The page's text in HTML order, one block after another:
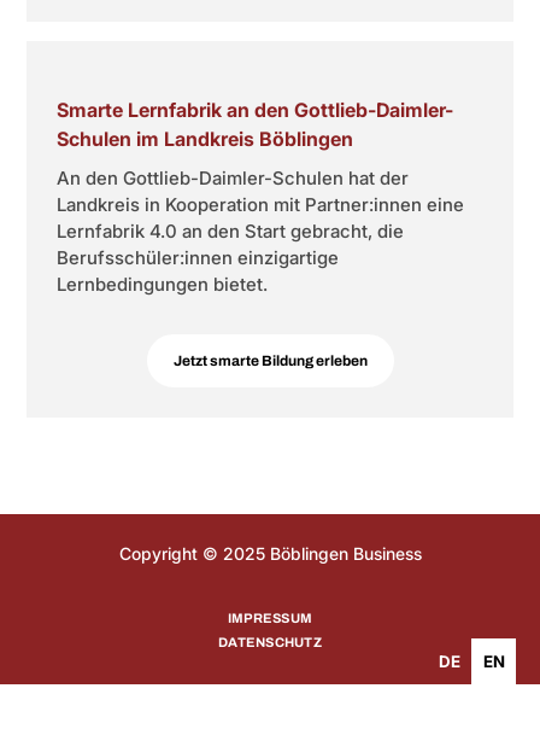
Smarte Lernfabrik an den Gottlieb-Daimler-
Schulen im Landkreis Böblingen
An den Gottlieb-Daimler-Schulen hat der
Landkreis in Kooperation mit Partner:innen eine
Lernfabrik 4.0 an den Start gebracht, die
Berufsschüler:innen einzigartige
Lernbedingungen bietet.
Jetzt smarte Bildung erleben
Copyright © 2025 Böblingen Business
IMPRESSUM
DATENSCHUTZ
DE EN